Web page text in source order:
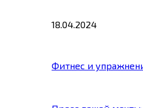
18.04.2024
Фитнес и